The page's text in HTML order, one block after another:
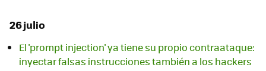
26 julio
El 'prompt injection' ya tiene su propio contraataque:
inyectar falsas instrucciones también a los hackers